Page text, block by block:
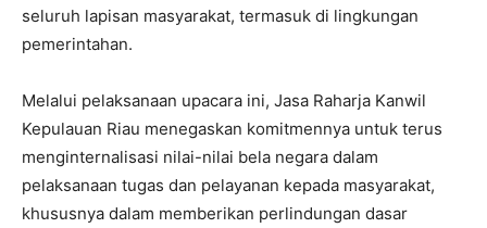
seluruh lapisan masyarakat, termasuk di lingkungan
pemerintahan.
Melalui pelaksanaan upacara ini, Jasa Raharja Kanwil
Kepulauan Riau menegaskan komitmennya untuk terus
menginternalisasi nilai-nilai bela negara dalam
pelaksanaan tugas dan pelayanan kepada masyarakat,
khususnya dalam memberikan perlindungan dasar